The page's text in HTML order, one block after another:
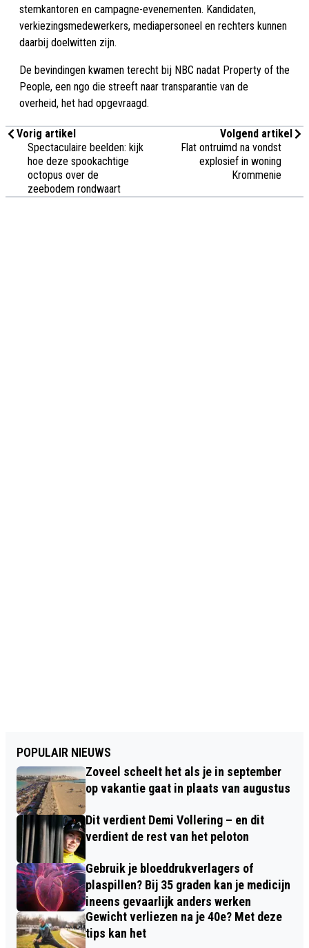
stemkantoren en campagne-evenementen. Kandidaten,
verkiezingsmedewerkers, mediapersoneel en rechters kunnen
daarbij doelwitten zijn.
De bevindingen kwamen terecht bij NBC nadat Property of the
People, een ngo die streeft naar transparantie van de
overheid, het had opgevraagd.
Vorig artikel
Spectaculaire beelden: kijk
hoe deze spookachtige
octopus over de
zeebodem rondwaart
Volgend artikel
Flat ontruimd na vondst
explosief in woning
Krommenie
POPULAIR NIEUWS
Zoveel scheelt het als je in september
op vakantie gaat in plaats van augustus
Dit verdient Demi Vollering – en dit
verdient de rest van het peloton
Gebruik je bloeddrukverlagers of
plaspillen? Bij 35 graden kan je medicijn
ineens gevaarlijk anders werken
Gewicht verliezen na je 40e? Met deze
tips kan het